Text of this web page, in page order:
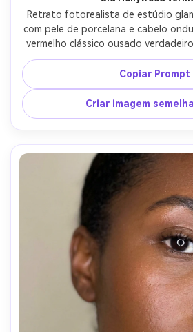
Retrato fotorealista de estúdio
com pele de porcelana e cabelo
vermelho clássico ousado
lábios preciso e simetria perfeita,
fosca macia, vestido de cetim preto,
Rembrandt com sombras suaves,
85mm f/1.4, enquadramento de
nítido nos lábios, grão de filme
de beleza de luxo-
Copiar Prompt
Criar imagem